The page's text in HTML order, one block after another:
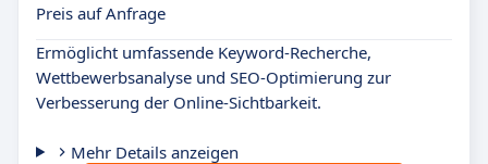
Preis auf Anfrage
Ermöglicht umfassende Keyword-Recherche,
Wettbewerbsanalyse und SEO-Optimierung zur
Verbesserung der Online-Sichtbarkeit.
Mehr Details anzeigen